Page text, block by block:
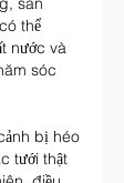
thể
nước và
sóc
bị héo
tưới thật